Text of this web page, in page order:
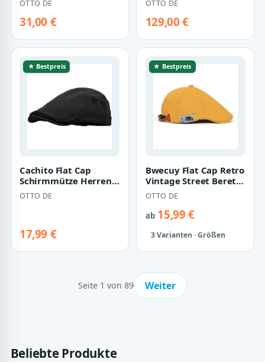
Basecap…
OTTO DE
31,00 €
OTTO DE
129,00 €
★ Bestpreis
Cachito Flat Cap
Schirmmütze Herren
Baumwolle
Atmungsaktiv
OTTO DE
17,99 €
★ Bestpreis
Bwecuy Flat Cap Retro
Vintage Street Beret
Cap,Flacher
Verstellbarer
OTTO DE
ab15,99 €
3 Varianten · Größen
Seite 1 von 89 Weiter
Beliebte Produkte